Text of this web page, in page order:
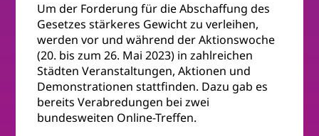
Um der Forderung für die Abschaffung des
Gesetzes stärkeres Gewicht zu verleihen,
werden vor und während der Aktionswoche
(20. bis zum 26. Mai 2023) in zahlreichen
Städten Veranstaltungen, Aktionen und
Demonstrationen stattfinden. Dazu gab es
bereits Verabredungen bei zwei
bundesweiten Online-Treffen.